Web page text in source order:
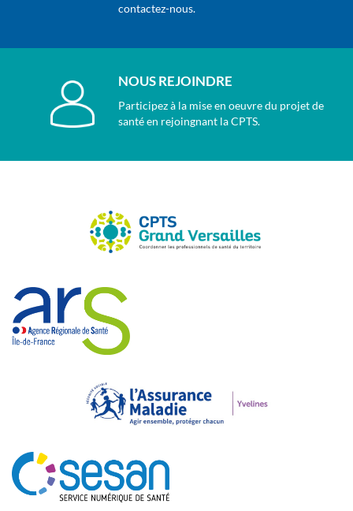
contactez-nous.
NOUS REJOINDRE
Participez à la mise en oeuvre du projet de
santé en rejoingnant la CPTS.